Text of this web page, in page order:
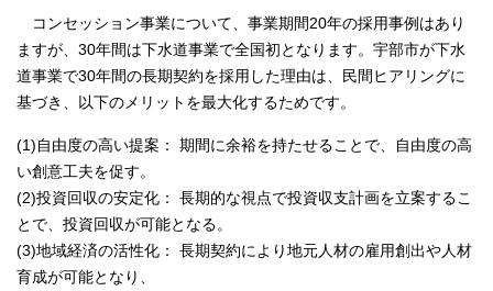
コンセッション事業について、事業期間20年の採用事例はあり
ますが、30年間は下水道事業で全国初となります。宇部市が下水
道事業で30年間の長期契約を採用した理由は、民間ヒアリングに
基づき、以下のメリットを最大化するためです。
(1)自由度の高い提案： 期間に余裕を持たせることで、自由度の高
い創意工夫を促す。
(2)投資回収の安定化： 長期的な視点で投資収支計画を立案するこ
とで、投資回収が可能となる。
(3)地域経済の活性化： 長期契約により地元人材の雇用創出や人材
育成が可能となり、